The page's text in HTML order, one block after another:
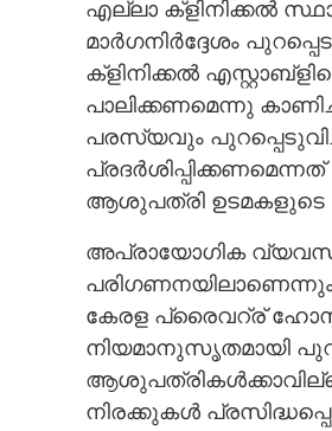
എല്ലാ ക്ളിനിക്കൽ
മാർഗനിർദ്ദേശം
ക്ളിനിക്കൽ
പാലിക്കണമെന്നു
പരസ്യവും
ആശുപത്രി ഉടമകളുടെ
അപ്രായോഗിക
പരിഗണനയിലാണെന്നും,​
കേരള പ്രൈവറ്ര്
നിയമാനുസൃതമായി
നിരക്കുകൾ